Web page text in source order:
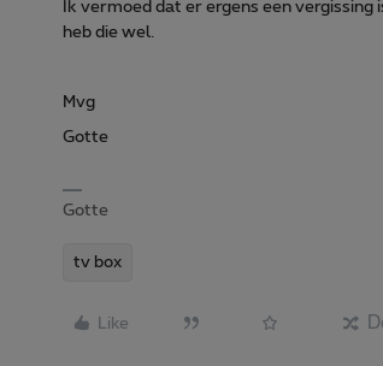
Ik vermoed dat er ergens een
heb die wel.
Mvg
Gotte
Gotte
tv box
Like